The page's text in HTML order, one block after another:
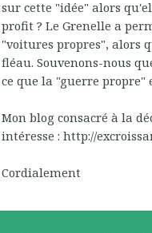
sur cette "idée" alors
profit ? Le Grenelle a
"voitures propres", alors
fléau. Souvenons-nous
ce que la "guerre propre"
Mon blog consacré à la
intéresse : http://
Cordialement